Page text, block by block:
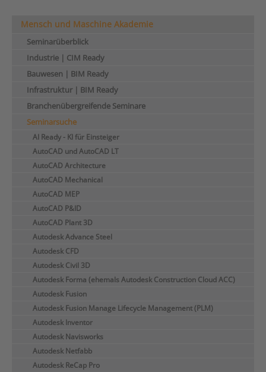
Mensch und Maschine Akademie
Seminarüberblick
Industrie | CIM Ready
Bauwesen | BIM Ready
Infrastruktur | BIM Ready
Branchenübergreifende Seminare
Seminarsuche
AI Ready - KI für Einsteiger
AutoCAD und AutoCAD LT
AutoCAD Architecture
AutoCAD Mechanical
AutoCAD MEP
AutoCAD P&ID
AutoCAD Plant 3D
Autodesk Advance Steel
Autodesk CFD
Autodesk Civil 3D
Autodesk Forma (ehemals Autodesk Construction Cloud ACC)
Autodesk Fusion
Autodesk Fusion Manage Lifecycle Management (PLM)
Autodesk Inventor
Autodesk Navisworks
Autodesk Netfabb
Autodesk ReCap Pro